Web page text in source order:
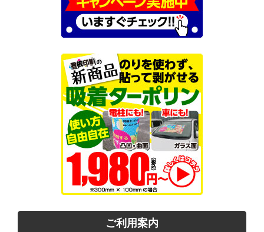
ご利用案内